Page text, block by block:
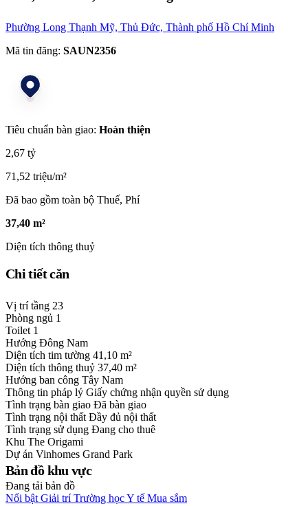
Phường Long Thạnh Mỹ, Thủ Đức, Thành phố Hồ Chí Minh
Mã tin đăng: SAUN2356
Tiêu chuẩn bàn giao: Hoàn thiện
2,67 tỷ
71,52 triệu/m²
Đã bao gồm toàn bộ Thuế, Phí
37,40 m²
Diện tích thông thuỷ
Chi tiết căn
Vị trí tầng 23
Phòng ngủ 1
Toilet 1
Hướng Đông Nam
Diện tích tim tường 41,10 m²
Diện tích thông thuỷ 37,40 m²
Hướng ban công Tây Nam
Thông tin pháp lý Giấy chứng nhận quyền sử dụng
Tình trạng bàn giao Đã bàn giao
Tình trạng nội thất Đầy đủ nội thất
Tình trạng sử dụng Đang cho thuê
Khu The Origami
Dự án Vinhomes Grand Park
Bản đồ khu vực
Đang tải bản đồ
Nổi bật Giải trí Trường họcY tế Mua sắm